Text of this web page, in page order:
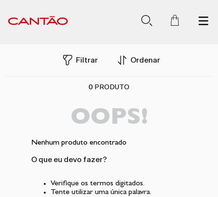
Filtrar Ordenar
0 PRODUTO
OOPS!
Nenhum produto encontrado
O que eu devo fazer?
Verifique os termos digitados.
Tente utilizar uma única palavra.